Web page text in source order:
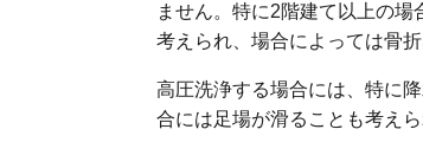
ません。特に2階建て以上の
考えられ、場合によっては骨
高圧洗浄する場合には、特に
合には足場が滑ることも考え